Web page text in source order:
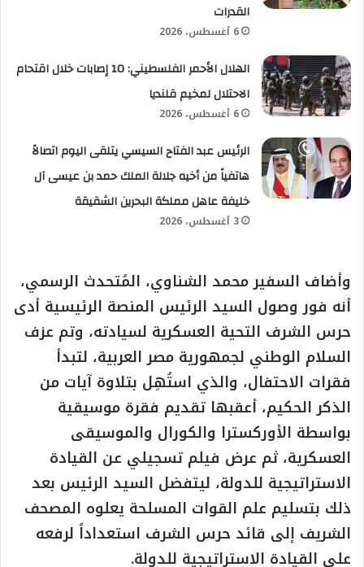
القدرات
6 أغسطس، 2026
الهلال الأحمر الفلسطيني: 10 إصابات خلال اقتحام
الاحتلال لمخيم قلنديا
6 أغسطس، 2026
الرئيس عبد الفتاح السيسي يتلقى اليوم اتصالاً
هاتفياً من أخيه جلالة الملك حمد بن عيسى آل
خليفة عاهل مملكة البحرين الشقيقة
3 أغسطس، 2026
وأضاف السفير محمد الشناوي، المُتحدث الرسمي،
أنه فور وصول السيد الرئيس المنصة الرئيسية أدى
حرس الشرف التحية العسكرية لسيادته، وتم عزف
السلام الوطني لجمهورية مصر العربية، لتبدأ
فقرات الاحتفال، والذي استُهِل بتلاوة آيات من
الذكر الحكيم، أعقبها تقديم فقرة موسيقية
بواسطة الأوركسترا والكورال والموسيقى
العسكرية، ثم عرض فيلم تسجيلي عن القيادة
الاستراتيجية للدولة، ليتفضل السيد الرئيس بعد
ذلك بتسليم علم القوات المسلحة يعلوه المصحف
الشريف إلى قائد حرس الشرف استعداداً لرفعه
على القيادة الاستراتيجية للدولة.